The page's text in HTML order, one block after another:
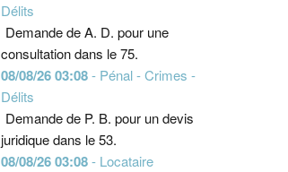
Délits
Demande de A. D. pour une
consultation dans le 75.
08/08/26 03:08- Pénal - Crimes -
Délits
Demande de P. B. pour un devis
juridique dans le 53.
08/08/26 03:08- Locataire